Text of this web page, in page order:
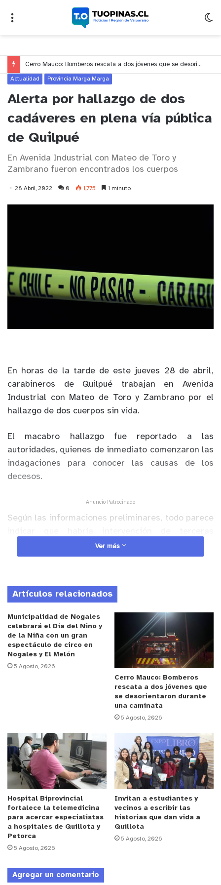
Cerro Mauco: Bomberos rescata a dos jóvenes que se desorientaron durante una caminata
Actualidad Provincia Marga Marga
Alerta por hallazgo de dos
cadáveres en plena vía pública
de Quilpué
En Avenida Industrial con Mateo de Toro y
Zambrano fueron encontrados los cuerpos
28 Abril, 2022 0 1,775 1 minuto
En horas de la tarde de este jueves 28 de abril,
carabineros de Quilpué trabajan en Avenida
Industrial con Mateo de Toro y Zambrano por el
hallazgo de dos cuerpos sin vida.
El macabro hallazgo fue reportado a las
autoridades, quienes de inmediato comenzaron las
indagaciones para conocer las causas de los
decesos.
Anuncio Patrocinado
Según las informaciones preliminares, todo parece
personas en los decesos.Ver más
Artículos relacionados
Municipalidad de Nogales
celebrará el Día del Niño y
de la Niña con un gran
espectáculo de circo en
Nogales y El Melón
5 Agosto, 2026
Cerro Mauco: Bomberos
rescata a dos jóvenes que
se desorientaron durante
una caminata
5 Agosto, 2026
Hospital Biprovincial
fortalece la telemedicina
para acercar especialistas
a hospitales de Quillota y
Petorca
5 Agosto, 2026
Invitan a estudiantes y
vecinos a escribir las
historias que dan vida a
Quillota
5 Agosto, 2026
Agregar un comentario